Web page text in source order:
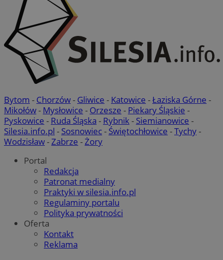
Bytom - Chorzów- Gliwice - Katowice -Łaziska Górne -
Mikołów- Mysłowice - Orzesze - Piekary Śląskie -
Pyskowice - Ruda Śląska - Rybnik- Siemianowice -
Silesia.info.pl - Sosnowiec- Świętochłowice -Tychy-
Wodzisław-Zabrze -Żory
Portal
Redakcja
Patronat medialny
Praktyki w silesia.info.pl
Regulaminy portalu
Polityka prywatności
Oferta
Kontakt
Reklama